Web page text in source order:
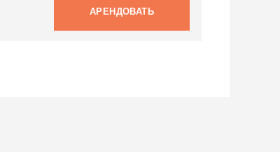
АРЕНДОВАТЬ